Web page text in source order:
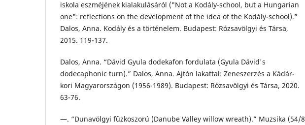
iskola eszméjének kialakulásáról ("Not a Kodály-school, but a Hungarian
one": reflections on the development of the idea of the Kodály-school).”
Dalos, Anna. Kodály és a történelem. Budapest: Rózsavölgyi és Társa,
2015. 119-137.
Dalos, Anna. “Dávid Gyula dodekafon fordulata (Gyula Dávid's
dodecaphonic turn).” Dalos, Anna. Ajtón lakattal: Zeneszerzés a Kádár-
kori Magyarországon (1956-1989). Budapest: Rózsavölgyi és Társa, 2020.
63-76.
—. “Dunavölgyi fűzkoszorú (Danube Valley willow wreath).” Muzsika (54/8